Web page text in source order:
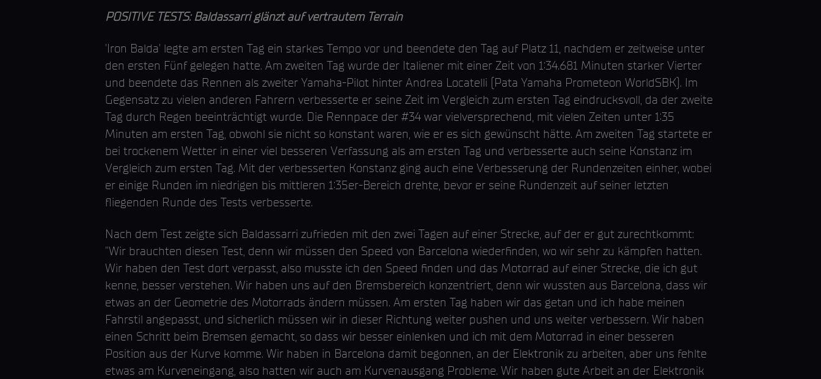
POSITIVE TESTS: Baldassarri glänzt auf vertrautem Terrain
'Iron Balda' legte am ersten Tag ein starkes Tempo vor und beendete den Tag auf Platz 11, nachdem er zeitweise unter
den ersten Fünf gelegen hatte. Am zweiten Tag wurde der Italiener mit einer Zeit von 1:34.681 Minuten starker Vierter
und beendete das Rennen als zweiter Yamaha-Pilot hinter Andrea Locatelli (Pata Yamaha Prometeon WorldSBK). Im
Gegensatz zu vielen anderen Fahrern verbesserte er seine Zeit im Vergleich zum ersten Tag eindrucksvoll, da der zweite
Tag durch Regen beeinträchtigt wurde. Die Rennpace der #34 war vielversprechend, mit vielen Zeiten unter 1:35
Minuten am ersten Tag, obwohl sie nicht so konstant waren, wie er es sich gewünscht hätte. Am zweiten Tag startete er
bei trockenem Wetter in einer viel besseren Verfassung als am ersten Tag und verbesserte auch seine Konstanz im
Vergleich zum ersten Tag. Mit der verbesserten Konstanz ging auch eine Verbesserung der Rundenzeiten einher, wobei
er einige Runden im niedrigen bis mittleren 1:35er-Bereich drehte, bevor er seine Rundenzeit auf seiner letzten
fliegenden Runde des Tests verbesserte.
Nach dem Test zeigte sich Baldassarri zufrieden mit den zwei Tagen auf einer Strecke, auf der er gut zurechtkommt:
"Wir brauchten diesen Test, denn wir müssen den Speed von Barcelona wiederfinden, wo wir sehr zu kämpfen hatten.
Wir haben den Test dort verpasst, also musste ich den Speed finden und das Motorrad auf einer Strecke, die ich gut
kenne, besser verstehen. Wir haben uns auf den Bremsbereich konzentriert, denn wir wussten aus Barcelona, dass wir
etwas an der Geometrie des Motorrads ändern müssen. Am ersten Tag haben wir das getan und ich habe meinen
Fahrstil angepasst, und sicherlich müssen wir in dieser Richtung weiter pushen und uns weiter verbessern. Wir haben
einen Schritt beim Bremsen gemacht, so dass wir besser einlenken und ich mit dem Motorrad in einer besseren
Position aus der Kurve komme. Wir haben in Barcelona damit begonnen, an der Elektronik zu arbeiten, aber uns fehlte
etwas am Kurveneingang, also hatten wir auch am Kurvenausgang Probleme. Wir haben gute Arbeit an der Elektronik